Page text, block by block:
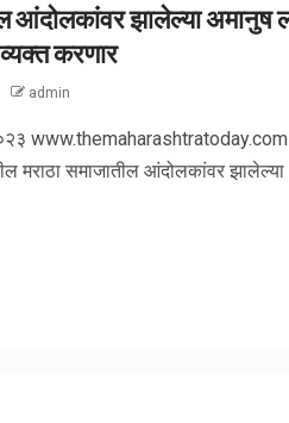
आंदोलकांवर झालेल्या अमानुष
करणार
admin
www.themaharashtratoday.com
मराठा समाजातील आंदोलकांवर झालेल्या